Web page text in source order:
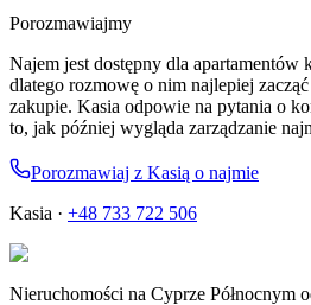
Porozmawiajmy
Najem jest dostępny dla apartamentów
dlatego rozmowę o nim najlepiej
zakupie. Kasia odpowie na pytania o
to, jak później wygląda zarządzanie
Porozmawiaj z Kasią o najmie
Kasia · +48 733 722 506
Nieruchomości na Cyprze Północnym